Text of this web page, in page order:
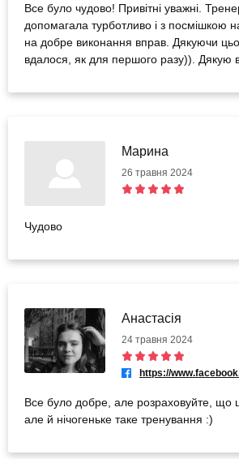
Все було чудово! Привітні уважні.
допомагала турботливо і з посмішкою
на добре виконання вправ. Дякуючи
вдалося, як для першого разу)). Дякую
Марина
26 травня 2024
Чудово
Анастасія
24 травня 2024
Все було добре, але розраховуйте, що
але й нічогеньке таке тренування :)